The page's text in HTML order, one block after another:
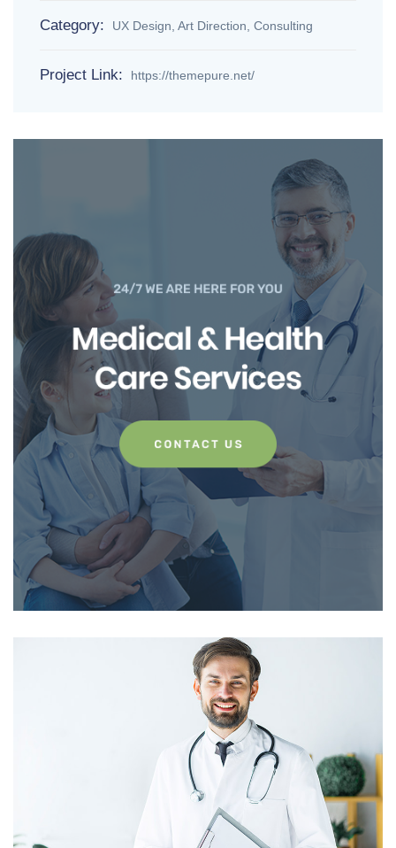
Category: UX Design, Art Direction, Consulting
Project Link: https://themepure.net/